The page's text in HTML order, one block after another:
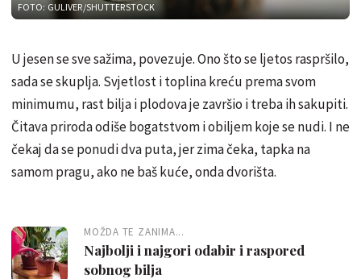
FOTO: GULIVER/SHUTTERSTOCK
U jesen se sve sažima, povezuje. Ono što se ljetos raspršilo,
sada se skuplja. Svjetlost i toplina kreću prema svom
minimumu, rast bilja i plodova je završio i treba ih sakupiti.
Čitava priroda odiše bogatstvom i obiljem koje se nudi. I ne
čekaj da se ponudi dva puta, jer zima čeka, tapka na
samom pragu, ako ne baš kuće, onda dvorišta.
MOŽDA TE ZANIMA...
Najbolji i najgori odabir i raspored
sobnog bilja